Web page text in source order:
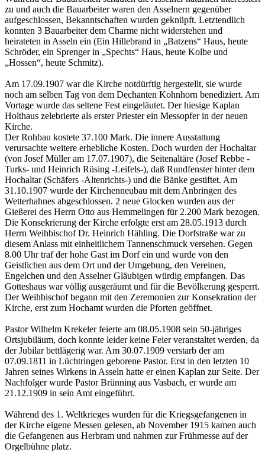
zu und auch die Bauarbeiter waren den Asselnern gegenüber
aufgeschlossen, Bekanntschaften wurden geknüpft. Letztendlich
konnten 3 Bauarbeiter dem Charme nicht widerstehen und
heirateten in Asseln ein (Ein Hillebrand in „Batzens“ Haus, heute
Schröder, ein Sprenger in „Spechts“ Haus, heute Kolbe und
„Hossen“, heute Schmitz).
Am 17.09.1907 war die Kirche notdürftig hergestellt, sie wurde
noch am selben Tag von dem Dechanten Kohnhorn benediziert. Am
Vortage wurde das seltene Fest eingeläutet. Der hiesige Kaplan
Holthaus zelebrierte als erster Priester ein Messopfer in der neuen
Kirche.
Der Rohbau kostete 37.100 Mark. Die innere Ausstattung
verursachte weitere erhebliche Kosten. Doch wurden der Hochaltar
(von Josef Müller am 17.07.1907), die Seitenaltäre (Josef Rebbe -
Turks- und Heinrich Rüsing -Leifels-), daß Rundfenster hinter dem
Hochaltar (Schäfers -Altenrichts-) und die Bänke gestiftet. Am
31.10.1907 wurde der Kirchenneubau mit dem Anbringen des
Wetterhahnes abgeschlossen. 2 neue Glocken wurden aus der
Gießerei des Herrn Otto aus Hemmelingen für 2.200 Mark bezogen.
Die Konsekrierung der Kirche erfolgte erst am 28.05.1913 durch
Herrn Weihbischof Dr. Heinrich Hähling. Die Dorfstraße war zu
diesem Anlass mit einheitlichem Tannenschmuck versehen. Gegen
8.00 Uhr traf der hohe Gast im Dorf ein und wurde von den
Geistlichen aus dem Ort und der Umgebung, den Vereinen,
Engelchen und den Asselner Gläubigen würdig empfangen. Das
Gotteshaus war völlig ausgeräumt und für die Bevölkerung gesperrt.
Der Weihbischof begann mit den Zeremonien zur Konsekration der
Kirche, erst zum Hochamt wurden die Pforten geöffnet.
Pastor Wilhelm Krekeler feierte am 08.05.1908 sein 50-jähriges
Ortsjubiläum, doch konnte leider keine Feier veranstaltet werden, da
der Jubilar bettlägerig war. Am 30.07.1909 verstarb der am
07.09.1811 in Lüchtringen geborene Pastor. Erst in den letzten 10
Jahren seines Wirkens in Asseln hatte er einen Kaplan zur Seite. Der
Nachfolger wurde Pastor Brünning aus Vasbach, er wurde am
21.12.1909 in sein Amt eingeführt.
Während des 1. Weltkrieges wurden für die Kriegsgefangenen in
der Kirche eigene Messen gelesen, ab November 1915 kamen auch
die Gefangenen aus Herbram und nahmen zur Frühmesse auf der
Orgelbühne platz.